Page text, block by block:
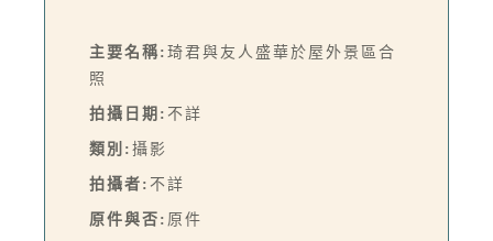
主要名稱: 琦君與友人盛華於屋外景區合
照
拍攝日期: 不詳
類別: 攝影
拍攝者: 不詳
原件與否: 原件